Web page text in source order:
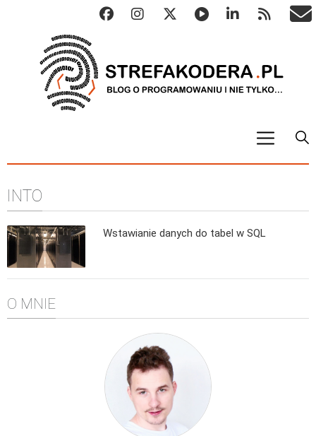
Metody numeryczne
Algorytmy wyszukiwania
Inne
C++
Elementarz Java
INTO
Wstawianie danych do tabel w SQL
O MNIE